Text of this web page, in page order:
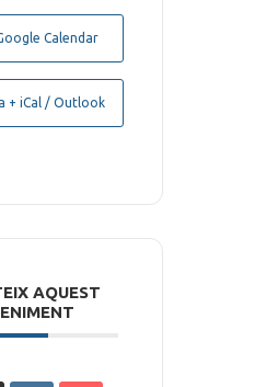
Calendar
+ iCal / Outlook
AQUEST